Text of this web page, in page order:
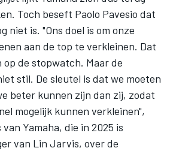
Toch beseft Paolo Pavesio dat
niet is. "Ons doel is om onze
aan de top te verkleinen. Dat
de stopwatch. Maar de
stil. De sleutel is dat we moeten
beter kunnen zijn dan zij, zodat
mogelijk kunnen verkleinen",
Yamaha, die in 2025 is
van Lin Jarvis, over de